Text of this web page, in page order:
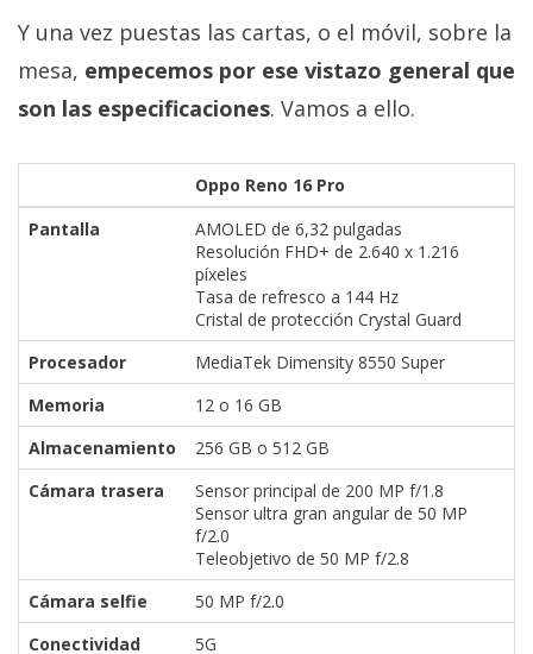
Y una vez puestas las cartas, o el móvil, sobre la
mesa, empecemos por ese vistazo general que
son las especificaciones. Vamos a ello.
Oppo Reno 16 Pro
Pantalla
AMOLED de 6,32 pulgadas
Resolución FHD+ de 2.640 x 1.216
píxeles
Tasa de refresco a 144 Hz
Cristal de protección Crystal Guard
Procesador
MediaTek Dimensity 8550 Super
Memoria
12 o 16 GB
Almacenamiento
256 GB o 512 GB
Cámara trasera
Sensor principal de 200 MP f/1.8
Sensor ultra gran angular de 50 MP
f/2.0
Teleobjetivo de 50 MP f/2.8
Cámara selfie
50 MP f/2.0
Conectividad
5G